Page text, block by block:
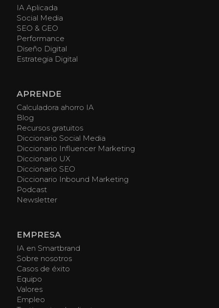
IA Aplicada
Social Media
SEO & GEO
Performance
Diseño Digital
Estrategia Digital
APRENDE
Calculadora ahorro IA
Blog
Recursos gratuitos
Diccionario Social Media
Diccionario Influencer Marketing
Diccionario UX
Diccionario SEO
Diccionario Inbound Marketing
Podcast
Newsletter
EMPRESA
IA en Smartbrand
Sobre nosotros
Casos de éxito
Equipo
Valores
Empleo